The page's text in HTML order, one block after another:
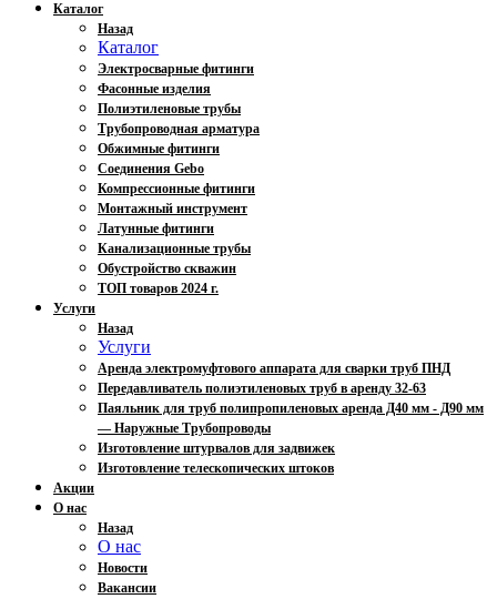
Каталог
Назад
Каталог
Электросварные фитинги
Фасонные изделия
Полиэтиленовые трубы
Трубопроводная арматура
Обжимные фитинги
Соединения Gebo
Компрессионные фитинги
Монтажный инструмент
Латунные фитинги
Канализационные трубы
Обустройство скважин
ТОП товаров 2024 г.
Услуги
Назад
Услуги
Аренда электромуфтового аппарата для сварки труб ПНД
Передавливатель полиэтиленовых труб в аренду 32-63
Паяльник для труб полипропиленовых аренда Д40 мм - Д90 мм
— Наружные Трубопроводы
Изготовление штурвалов для задвижек
Изготовление телескопических штоков
Акции
О нас
Назад
О нас
Новости
Вакансии